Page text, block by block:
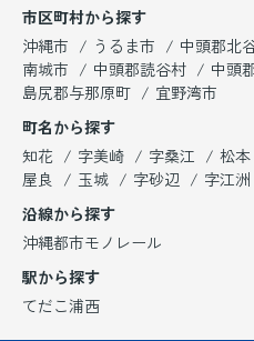
市区町村から探す
沖縄市
うるま市 中頭郡北
南城市
中頭郡読谷村 中頭
島尻郡与那原町
宜野湾市
町名から探す
知花
字美崎 字桑江 松本
屋良
玉城 字砂辺
字江洲
沿線から探す
沖縄都市モノレール
駅から探す
てだこ浦西